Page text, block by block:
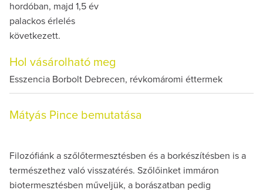
hordóban, majd 1,5 év
palackos érlelés
következett.
Hol vásárolható meg
Esszencia Borbolt Debrecen, révkomáromi éttermek
Mátyás Pince bemutatása
Filozófiánk a szőlőtermesztésben és a borkészítésben is a
természethez való visszatérés. Szőlőinket immáron
biotermesztésben műveljük, a borászatban pedig